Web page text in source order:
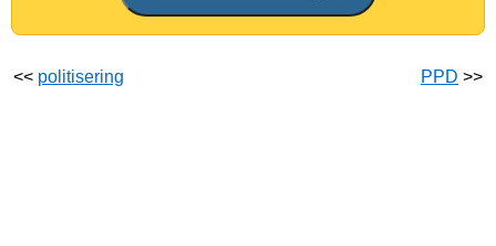
<< politisering PPD >>